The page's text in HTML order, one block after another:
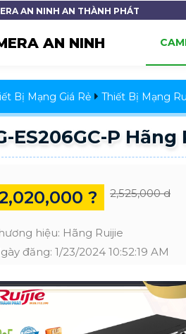
AN NINH AN THÀNH PHÁT
AN NINH
Bị Mạng Giá Rẻ Thiết Bị Mạng
ES206GC-P
? 2,525,000 d
hiệu: Hãng Ruijie
đăng: 1/23/2024 10:52:19 AM